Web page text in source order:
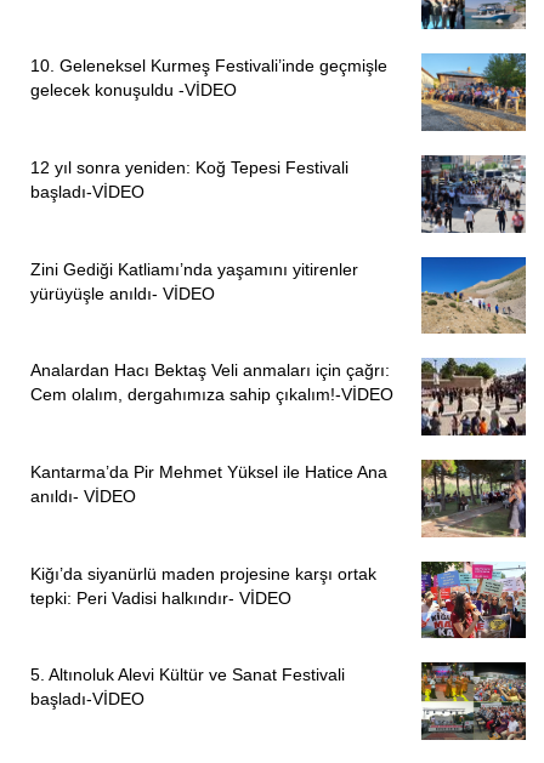
10. Geleneksel Kurmeş Festivali’inde geçmişle
gelecek konuşuldu -VİDEO
12 yıl sonra yeniden: Koğ Tepesi Festivali
başladı-VİDEO
Zini Gediği Katliamı’nda yaşamını yitirenler
yürüyüşle anıldı- VİDEO
Analardan Hacı Bektaş Veli anmaları için çağrı:
Cem olalım, dergahımıza sahip çıkalım!-VİDEO
Kantarma’da Pir Mehmet Yüksel ile Hatice Ana
anıldı- VİDEO
Kiğı’da siyanürlü maden projesine karşı ortak
tepki: Peri Vadisi halkındır- VİDEO
5. Altınoluk Alevi Kültür ve Sanat Festivali
başladı-VİDEO